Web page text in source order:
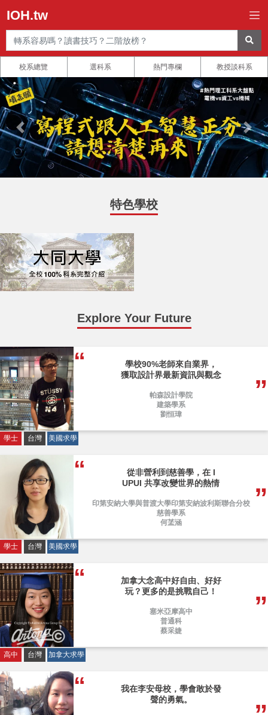
IOH.tw
校系總覽 選科系 熱門專欄 教授談科系
特色學校
Explore Your Future
學校90%老師來自業界，
獲取設計界最新資訊與觀念
帕森設計學院
建築學系
劉恒瑋
學士 台灣 美國求學
從非營利到慈善學，在 I
UPUI 共享改變世界的熱情
印第安納大學與普渡大學印第安納波利斯聯合分校
慈善學系
何䓝涵
學士 台灣 美國求學
加拿大念高中好自由、好好
玩？更多的是挑戰自己！
塞米亞摩高中
普通科
蔡采婕
高中 台灣 加拿大求學
我在李安母校，學會敢於發
聲的勇氣。